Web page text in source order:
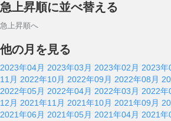
急上昇順に並べ替える
急上昇順へ
他の月を見る
2023年04月 2023年03月 2023年02月 2023年
11月 2022年10月 2022年09月 2022年08月
2022年05月 2022年04月 2022年03月 2022年
12月 2021年11月 2021年10月 2021年09月
2021年06月 2021年05月 2021年04月 2021年